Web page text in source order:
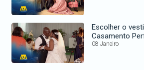
Escolher o
Casamento
08 Janeiro